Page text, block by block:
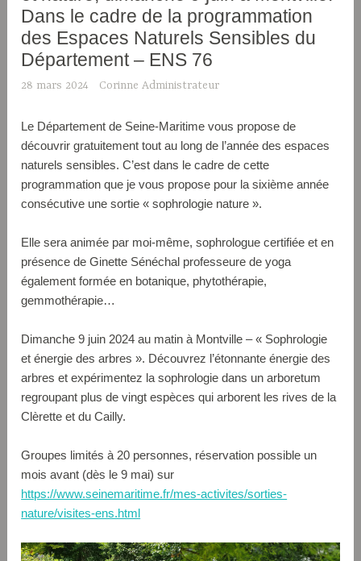
Dans le cadre de la programmation
des Espaces Naturels Sensibles du
Département – ENS 76
28 mars 2024 Corinne Administrateur
Le Département de Seine-Maritime vous propose de
découvrir gratuitement tout au long de l’année des espaces
naturels sensibles. C’est dans le cadre de cette
programmation que je vous propose pour la sixième année
consécutive une sortie « sophrologie nature ».
Elle sera animée par moi-même, sophrologue certifiée et en
présence de Ginette Sénéchal professeure de yoga
également formée en botanique, phytothérapie,
gemmothérapie…
Dimanche 9 juin 2024 au matin à Montville – « Sophrologie
et énergie des arbres ». Découvrez l’étonnante énergie des
arbres et expérimentez la sophrologie dans un arboretum
regroupant plus de vingt espèces qui arborent les rives de la
Clèrette et du Cailly.
Groupes limités à 20 personnes, réservation possible un
mois avant (dès le 9 mai) sur
https://www.seinemaritime.fr/mes-activites/sorties-
nature/visites-ens.html